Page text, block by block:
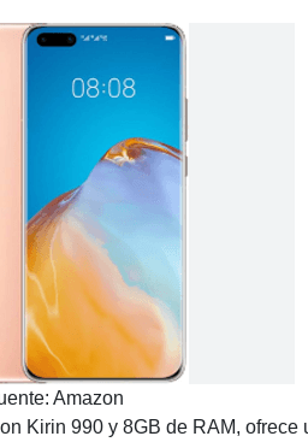
Amazon
Kirin 990 y 8GB de RAM, ofrece